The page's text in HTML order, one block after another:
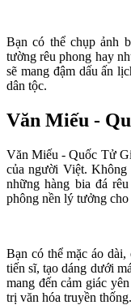
Bạn có thể chụp ảnh
tường rêu phong hay
sẽ mang đậm dấu ấn
dân tộc.
Văn Miếu -
Văn Miếu - Quốc Tử
của người Việt.
những hàng bia đá
phông nền lý tưởng
Bạn có thể mặc áo
tiến sĩ, tạo dáng dưới
mang đến cảm giác
trị văn hóa truyền thống.